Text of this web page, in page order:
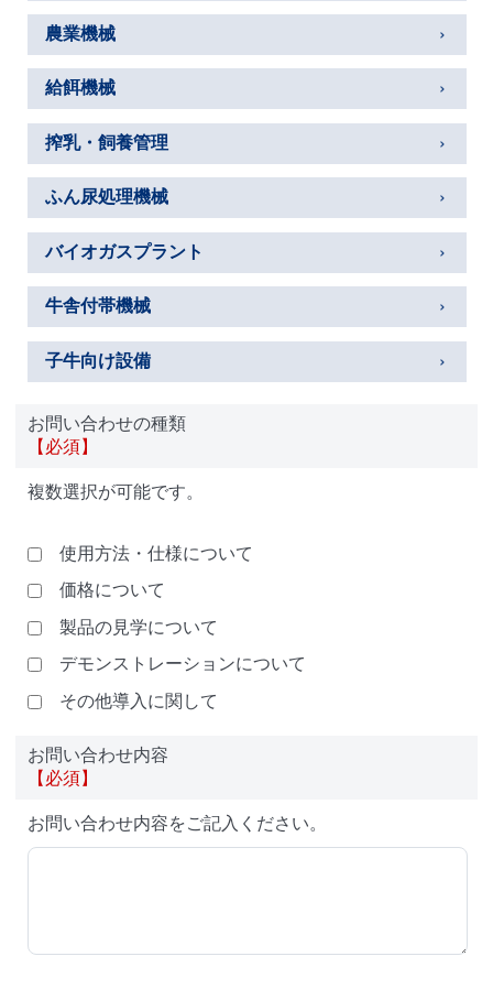
農業機械
給餌機械
搾乳・飼養管理
ふん尿処理機械
バイオガスプラント
牛舎付帯機械
子牛向け設備
お問い合わせの種類
【必須】
複数選択が可能です。
使用方法・仕様について
価格について
製品の見学について
デモンストレーションについて
その他導入に関して
お問い合わせ内容
【必須】
お問い合わせ内容をご記入ください。